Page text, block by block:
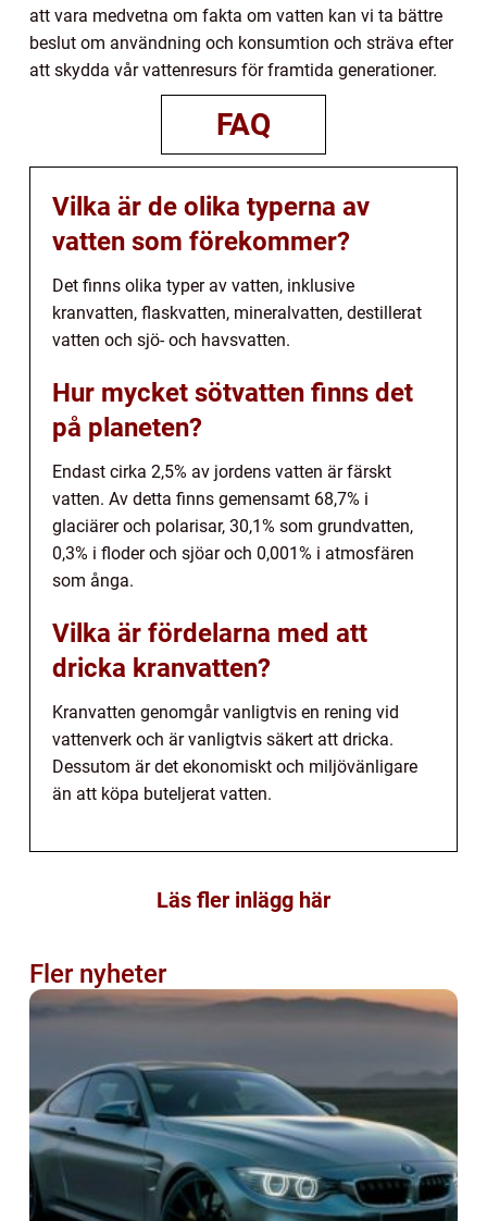
att vara medvetna om fakta om vatten kan vi ta bättre
beslut om användning och konsumtion och sträva efter
att skydda vår vattenresurs för framtida generationer.
FAQ
Vilka är de olika typerna av
vatten som förekommer?
Det finns olika typer av vatten, inklusive
kranvatten, flaskvatten, mineralvatten, destillerat
vatten och sjö- och havsvatten.
Hur mycket sötvatten finns det
på planeten?
Endast cirka 2,5% av jordens vatten är färskt
vatten. Av detta finns gemensamt 68,7% i
glaciärer och polarisar, 30,1% som grundvatten,
0,3% i floder och sjöar och 0,001% i atmosfären
som ånga.
Vilka är fördelarna med att
dricka kranvatten?
Kranvatten genomgår vanligtvis en rening vid
vattenverk och är vanligtvis säkert att dricka.
Dessutom är det ekonomiskt och miljövänligare
än att köpa buteljerat vatten.
Läs fler inlägg här
Fler nyheter